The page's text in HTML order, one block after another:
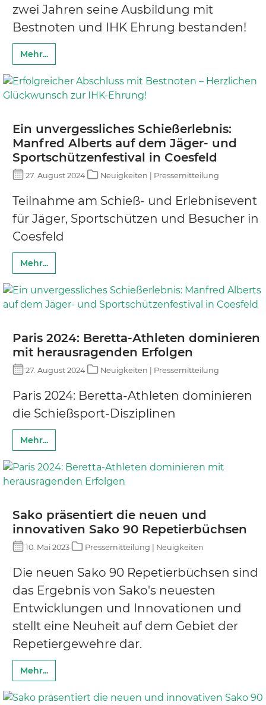
zwei Jahren seine Ausbildung mit
Bestnoten und IHK Ehrung bestanden!
Mehr...
Ein unvergessliches Schießerlebnis:
Manfred Alberts auf dem Jäger- und
Sportschützenfestival in Coesfeld
27. August 2024 Neuigkeiten | Pressemitteilung
Teilnahme am Schieß- und Erlebnisevent
für Jäger, Sportschützen und Besucher in
Coesfeld
Mehr...
Paris 2024: Beretta-Athleten dominieren
mit herausragenden Erfolgen
27. August 2024 Neuigkeiten | Pressemitteilung
Paris 2024: Beretta-Athleten dominieren
die Schießsport-Disziplinen
Mehr...
Sako präsentiert die neuen und
innovativen Sako 90 Repetierbüchsen
10. Mai 2023 Pressemitteilung | Neuigkeiten
Die neuen Sako 90 Repetierbüchsen sind
das Ergebnis von Sako's neuesten
Entwicklungen und Innovationen und
stellt eine Neuheit auf dem Gebiet der
Repetiergewehre dar.
Mehr...